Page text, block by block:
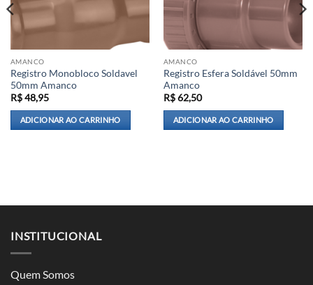
AMANCO
Registro Monobloco Soldavel
50mm Amanco
R$48,95
ADICIONAR AO CARRINHO
AMANCO
Registro Esfera Soldável 50mm
Amanco
R$62,50
ADICIONAR AO CARRINHO
INSTITUCIONAL
Quem Somos